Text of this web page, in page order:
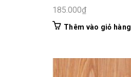
185.000₫
Thêm vào giỏ hàng